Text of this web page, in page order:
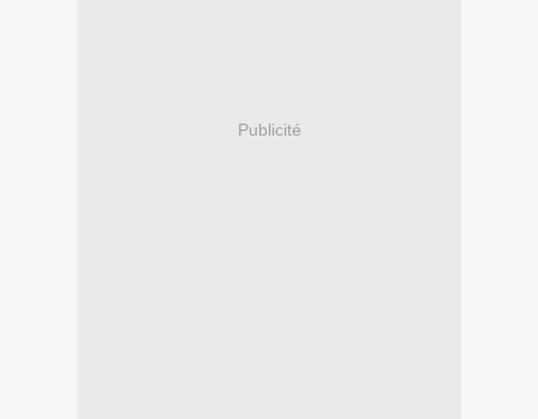
Publicité